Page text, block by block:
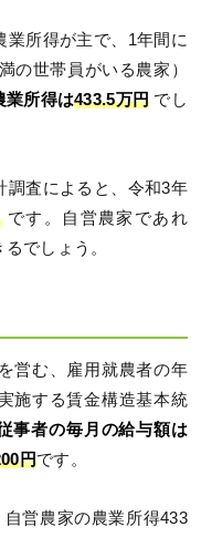
業所得が主で、1年間に
の世帯員がいる農家）
業所得は433.5万円 でし
調査によると、令和3年
です。自営農家であれ
でしょう。
営む、雇用就農者の年
施する賃金構造基本統
事者の毎月の給与額は
円です。
自営農家の農業所得433